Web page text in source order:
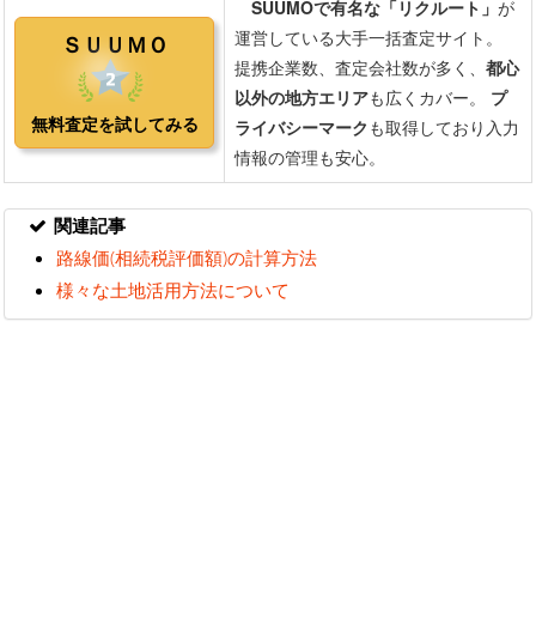
関連記事
路線価(相続税評価額)の計算方法
様々な土地活用方法について